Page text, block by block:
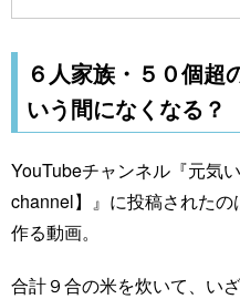
６人家族・５０個超
いう間になくなる？
YouTubeチャンネル『元気
channel】』に投稿された
作る動画。
合計９合の米を炊いて、い